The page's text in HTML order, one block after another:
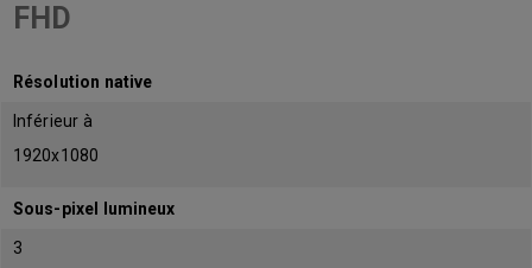
FHD
Résolution native
Inférieur à
1920x1080
Sous-pixel lumineux
3